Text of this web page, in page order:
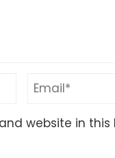
website in